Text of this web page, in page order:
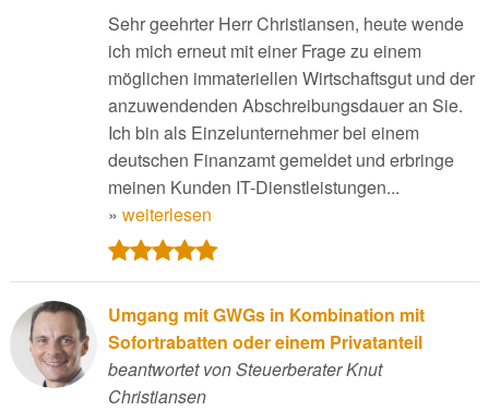
Sehr geehrter Herr Christiansen, heute wende
ich mich erneut mit einer Frage zu einem
möglichen immateriellen Wirtschaftsgut und der
anzuwendenden Abschreibungsdauer an Sie.
Ich bin als Einzelunternehmer bei einem
deutschen Finanzamt gemeldet und erbringe
meinen Kunden IT-Dienstleistungen...
» weiterlesen
Umgang mit GWGs in Kombination mit
Sofortrabatten oder einem Privatanteil
beantwortet von Steuerberater Knut
Christiansen